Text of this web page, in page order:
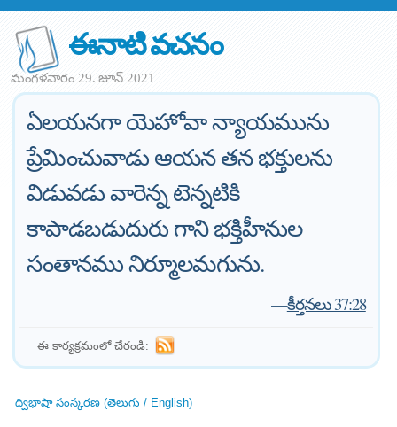
ఈనాటి వచనం
మంగళవారం 29. జూన్ 2021
ఏలయనగా యెహోవా న్యాయమును
ప్రేమించువాడు ఆయన తన భక్తులను
విడువడు వారెన్న టెన్నటికి
కాపాడబడుదురు గాని భక్తిహీనుల
సంతానము నిర్మూలమగును.
—కీర్తనలు 37:28
ఈ కార్యక్రమంలో చేరండి:
ద్విభాషా సంస్కరణ (తెలుగు / English)